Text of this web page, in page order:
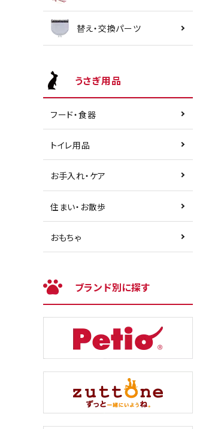
替え・交換パーツ
うさぎ用品
フード・食器
トイレ用品
お手入れ・ケア
住まい・お散歩
おもちゃ
ブランド別に探す